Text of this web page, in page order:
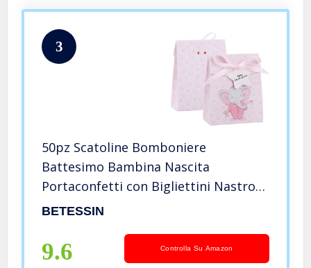
3
50pz Scatoline Bomboniere
Battesimo Bambina Nascita
Portaconfetti con Bigliettini Nastro
Scatole Elefante Rosa Carta Regalo
Battesimo Nascita Compleanno
BETESSIN
9.6 Controlla Su Amazon